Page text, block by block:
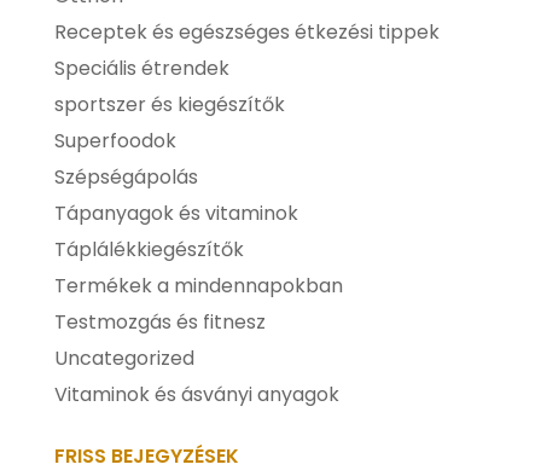
Receptek és egészséges étkezési tippek
Speciális étrendek
sportszer és kiegészítők
Superfoodok
Szépségápolás
Tápanyagok és vitaminok
Táplálékkiegészítők
Termékek a mindennapokban
Testmozgás és fitnesz
Uncategorized
Vitaminok és ásványi anyagok
FRISS BEJEGYZÉSEK